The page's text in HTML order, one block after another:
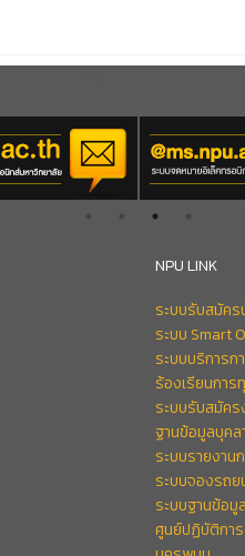
NPU LINK
ระบบรับสมัคร
ระบบ Smart
ระบบบริการก
ร้องเรียนการ
ระบบรับสมัคร
ฐานข้อมูลบุคล
ระบบรายงาน
ระบบจองรถ
ระบบฐานข้อมู
ศูนย์ปฏิบัติกา